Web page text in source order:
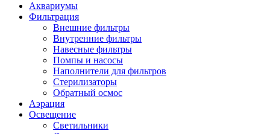
Аквариумы
Фильтрация
Внешние фильтры
Внутренние фильтры
Навесные фильтры
Помпы и насосы
Наполнители для фильтров
Стерилизаторы
Обратный осмос
Аэрация
Освещение
Светильники